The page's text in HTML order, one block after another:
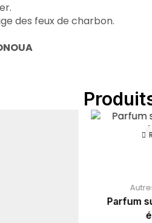
des feux de charbon.
Parfum